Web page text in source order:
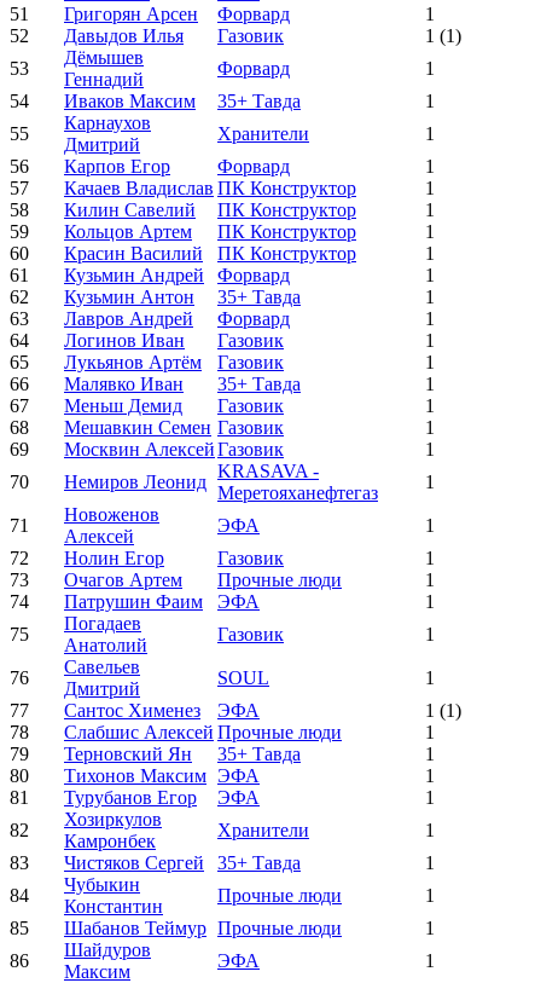
51
Григорян Арсен Форвард
1
52
Давыдов Илья Газовик 1 (1)
53
Дёмышев
Геннадий
Форвард
1
54
Иваков Максим 35+ Тавда
1
55
Карнаухов
Дмитрий
Хранители
1
56
Карпов Егор Форвард
1
57
Качаев Владислав ПК Конструктор
1
58
Килин Савелий ПК Конструктор
1
59
Кольцов Артем ПК Конструктор
1
60
Красин Василий ПК Конструктор
1
61
Кузьмин Андрей Форвард
1
62
Кузьмин Антон 35+ Тавда
1
63
Лавров Андрей Форвард
1
64
Логинов Иван Газовик
1
65
Лукьянов Артём Газовик
1
66
Малявко Иван 35+ Тавда
1
67
Меньш Демид Газовик
1
68
Мешавкин Семен Газовик
1
69
Москвин АлексейГазовик
1
70
Немиров Леонид
KRASAVA -
Меретояханефтегаз
1
71
Новоженов
Алексей
ЭФА
1
72
Нолин Егор Газовик
1
73
Очагов Артем Прочные люди
1
74
Патрушин Фаим ЭФА
1
75
Погадаев
Анатолий
Газовик 1
76
Савельев
Дмитрий
SOUL
1
77
Сантос Хименез ЭФА 1 (1)
78
Слабшис Алексей Прочные люди
1
79
Терновский Ян 35+ Тавда
1
80
Тихонов Максим ЭФА
1
81
Турубанов Егор ЭФА
1
82
Хозиркулов
Камронбек
Хранители
1
83
Чистяков Сергей 35+ Тавда
1
84
Чубыкин
Константин
Прочные люди
1
85
Шабанов Теймур Прочные люди
1
86
Шайдуров
Максим
ЭФА 1